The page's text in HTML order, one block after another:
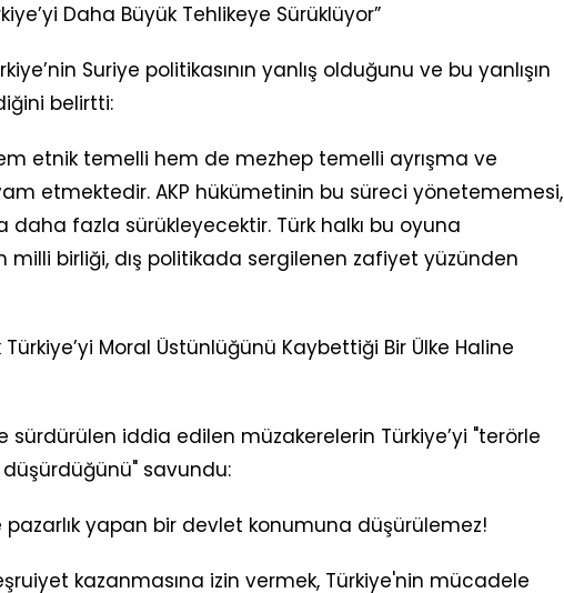
Daha Büyük Tehlikeye Sürüklüyor”
Suriye politikasının yanlış olduğunu ve bu yanlışın
belirtti:
etnik temelli hem de mezhep temelli ayrışma ve
etmektedir. AKP hükümetinin bu süreci yönetememesi,
daha fazla sürükleyecektir. Türk halkı bu oyuna
milli birliği, dış politikada sergilenen zafiyet yüzünden
Türkiye’yi Moral Üstünlüğünü Kaybettiği Bir Ülke Haline
sürdürülen iddia edilen müzakerelerin Türkiye’yi "terörle
savundu:
pazarlık yapan bir devlet konumuna düşürülemez!
kazanmasına izin vermek, Türkiye'nin mücadele